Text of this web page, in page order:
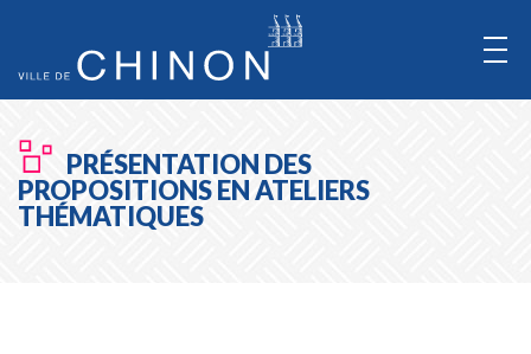
Aller
Contenu Aller
Menu
PRÉSENTATION DES
PROPOSITIONS EN ATELIERS
THÉMATIQUES